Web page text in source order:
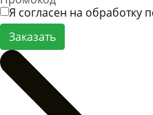
Я согласен на обработку
Заказать